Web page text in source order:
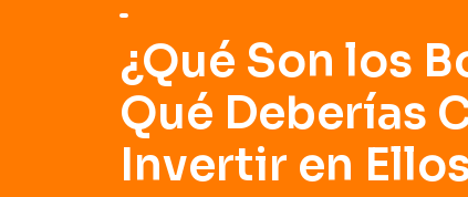
¿Qué Son los
Qué Deberías
Invertir en